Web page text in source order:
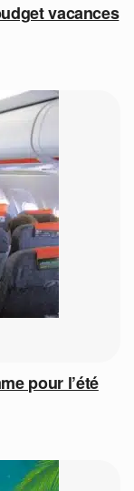
vacances
pour l’été